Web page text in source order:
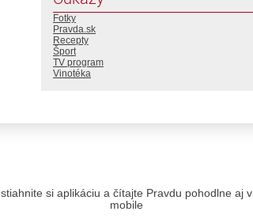
Fotky
Pravda.sk
Recepty
Šport
TV program
Vinotéka
stiahnite si aplikáciu a čítajte Pravdu pohodlne aj v
mobile